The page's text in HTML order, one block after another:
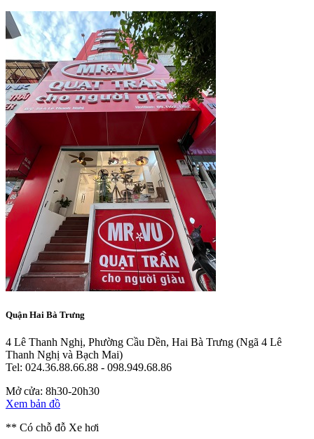
Quận Hai Bà Trưng
4 Lê Thanh Nghị, Phường Cầu Dền, Hai Bà Trưng (Ngã 4 Lê
Thanh Nghị và Bạch Mai)
Tel: 024.36.88.66.88 - 098.949.68.86
Mở cửa: 8h30-20h30
Xem bản đồ
** Có chỗ đỗ Xe hơi